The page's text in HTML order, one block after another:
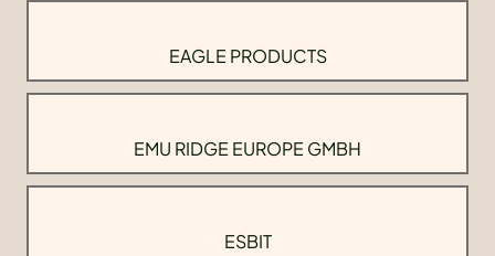
EAGLE PRODUCTS
EMU RIDGE EUROPE GMBH
ESBIT